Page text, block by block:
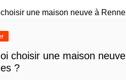
choisir une maison neuve
?